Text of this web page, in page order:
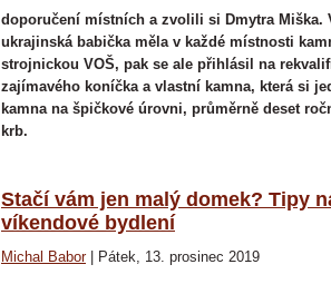
doporučení místních a zvolili si Dmytra Miška.
ukrajinská babička měla v každé místnosti
strojnickou VOŠ, pak se ale přihlásil na
zajímavého koníčka a vlastní kamna, která si
kamna na špičkové úrovni, průměrně deset
krb.
Stačí vám jen malý domek? Tipy
víkendové bydlení
Michal Babor| Pátek, 13. prosinec 2019